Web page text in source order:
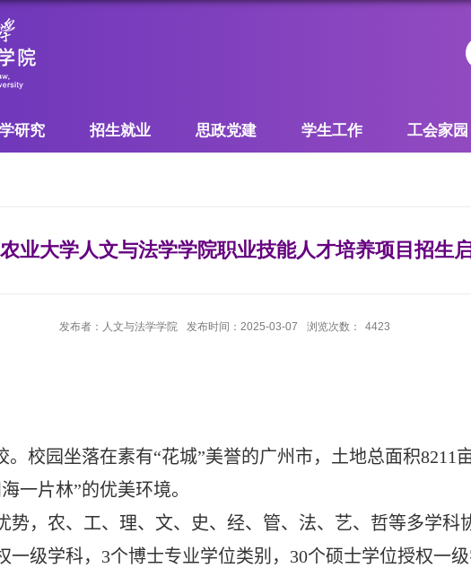
研究 招生就业 思政党建 学生工作 工会家园
业大学人文与法学学院职业技能人才培养项目招生
发布者：人文与法学学院 发布时间：2025-03-07 浏览次数： 4423
。校园坐落在素有“花城”美誉的广州市，土地总面积8211
一片林”的优美环境。
势，农、工、理、文、史、经、管、法、艺、哲等多学科
一级学科， 3个博士专业学位类别， 30个硕士学位授权一级